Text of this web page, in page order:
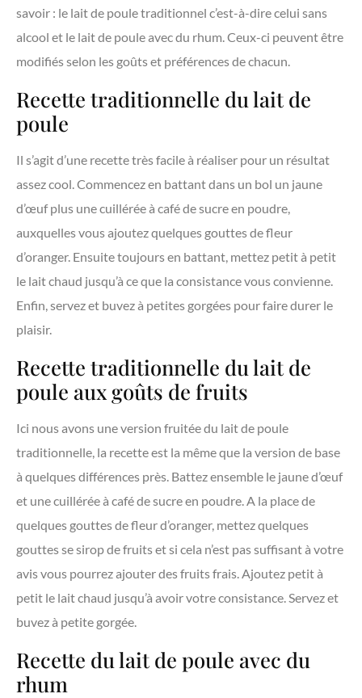
savoir : le lait de poule traditionnel c’est-à-dire celui sans
alcool et le lait de poule avec du rhum. Ceux-ci peuvent être
modifiés selon les goûts et préférences de chacun.
Recette traditionnelle du lait de
poule
Il s’agit d’une recette très facile à réaliser pour un résultat
assez cool. Commencez en battant dans un bol un jaune
d’œuf plus une cuillérée à café de sucre en poudre,
auxquelles vous ajoutez quelques gouttes de fleur
d’oranger. Ensuite toujours en battant, mettez petit à petit
le lait chaud jusqu’à ce que la consistance vous convienne.
Enfin, servez et buvez à petites gorgées pour faire durer le
plaisir.
Recette traditionnelle du lait de
poule aux goûts de fruits
Ici nous avons une version fruitée du lait de poule
traditionnelle, la recette est la même que la version de base
à quelques différences près. Battez ensemble le jaune d’œuf
et une cuillérée à café de sucre en poudre. A la place de
quelques gouttes de fleur d’oranger, mettez quelques
gouttes se sirop de fruits et si cela n’est pas suffisant à votre
avis vous pourrez ajouter des fruits frais. Ajoutez petit à
petit le lait chaud jusqu’à avoir votre consistance. Servez et
buvez à petite gorgée.
Recette du lait de poule avec du
rhum